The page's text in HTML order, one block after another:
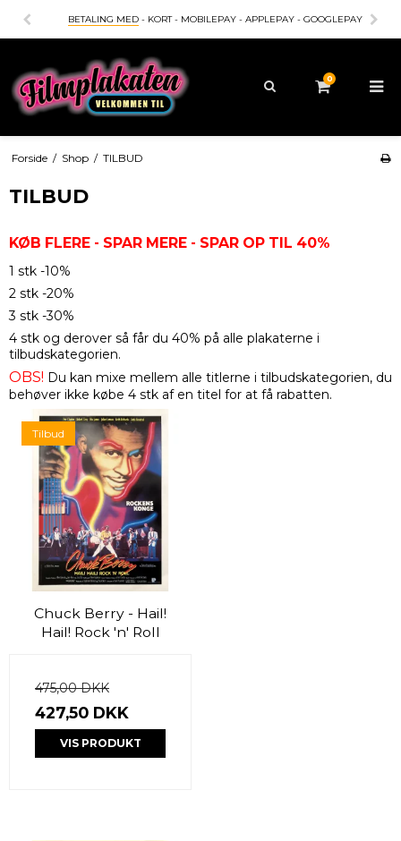
BETALING MED- KORT - MOBILEPAY - APPLEPAY - GOOGLEPAY
0
Forside / Shop / TILBUD
TILBUD
KØB FLERE - SPAR MERE - SPAR OP TIL 40%
1 stk -10%
2 stk -20%
3 stk -30%
4 stk og derover så får du 40% på alle plakaterne i
tilbudskategorien.
OBS! Du kan mixe mellem alle titlerne i tilbudskategorien, du
behøver ikke købe 4 stk af en titel for at få rabatten.
Tilbud
Chuck Berry - Hail!
Hail! Rock 'n' Roll
475,00 DKK
427,50 DKK
VIS PRODUKT